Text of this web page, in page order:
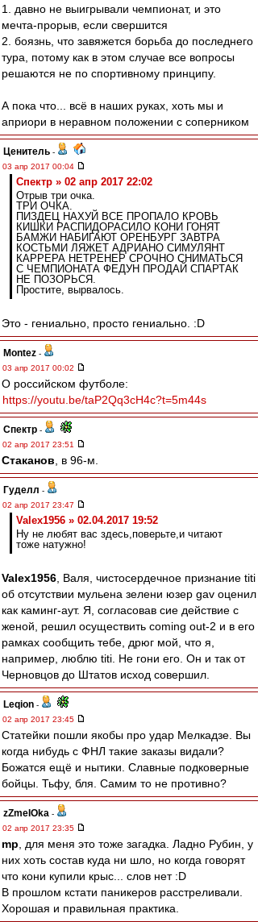
1. давно не выигрывали чемпионат, и это
мечта-прорыв, если свершится
2. боязнь, что завяжется борьба до последнего
тура, потому как в этом случае все вопросы
решаются не по спортивному принципу.
А пока что... всё в наших руках, хоть мы и
априори в неравном положении с соперником
Ценитель -
03 апр 2017 00:04
Спектр » 02 апр 2017 22:02
Отрыв три очка.
ТРИ ОЧКА.
ПИЗДЕЦ НАХУЙ ВСЕ ПРОПАЛО КРОВЬ
КИШКИ РАСПИДОРАСИЛО КОНИ ГОНЯТ
БАМЖИ НАБИГАЮТ ОРЕНБУРГ ЗАВТРА
КОСТЬМИ ЛЯЖЕТ АДРИАНО СИМУЛЯНТ
КАРРЕРА НЕТРЕНЕР СРОЧНО СНИМАТЬСЯ
С ЧЕМПИОНАТА ФЕДУН ПРОДАЙ СПАРТАК
НЕ ПОЗОРЬСЯ.
Простите, вырвалось.
Это - гениально, просто гениально. :D
Montez -
03 апр 2017 00:02
О российском футболе:
https://youtu.be/taP2Qq3cH4c?t=5m44s
Спектр -
02 апр 2017 23:51
Cтаканов , в 96-м.
Гуделл -
02 апр 2017 23:47
Valex1956 » 02.04.2017 19:52
Ну не любят вас здесь,поверьте,и читают
тоже натужно!
Valex1956 , Валя, чистосердечное признание titi
об отсутствии мульена зелени юзер gav оценил
как каминг-аут. Я, согласовав сие действие с
женой, решил осуществить coming out-2 и в его
рамках сообщить тебе, дрюг мой, что я,
например, люблю titi. Не гони его. Он и так от
Черновцов до Штатов исход совершил.
Leqion -
02 апр 2017 23:45
Статейки пошли якобы про удар Мелкадзе. Вы
когда нибудь с ФНЛ такие заказы видали?
Божатся ещё и нытики. Славные подковерные
бойцы. Тьфу, бля. Самим то не противно?
zZmeIOka -
02 апр 2017 23:35
mp , для меня это тоже загадка. Ладно Рубин, у
них хоть состав куда ни шло, но когда говорят
что кони купили крыс... слов нет :D
В прошлом кстати паникеров расстреливали.
Хорошая и правильная практика.